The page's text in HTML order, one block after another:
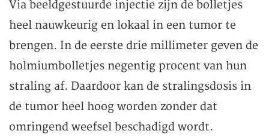
Via beeldgestuurde injectie zijn de bolletjes
heel nauwkeurig en lokaal in een tumor te
brengen. In de eerste drie millimeter geven de
holmiumbolletjes negentig procent van hun
straling af. Daardoor kan de stralingsdosis in
de tumor heel hoog worden zonder dat
omringend weefsel beschadigd wordt.